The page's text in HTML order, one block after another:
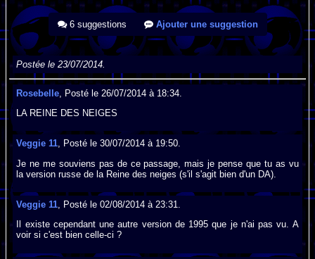
6 suggestions Ajouter une suggestion
Postée le 23/07/2014.
Rosebelle , Posté le 26/07/2014 à 18:34.
LA REINE DES NEIGES
Veggie 11, Posté le 30/07/2014 à 19:50.
Je ne me souviens pas de ce passage, mais je pense que tu as vu
la version russe de la Reine des neiges (s'il s'agit bien d'un DA).
Veggie 11 , Posté le 02/08/2014 à 23:31.
Il existe cependant une autre version de 1995 que je n'ai pas vu. A
voir si c'est bien celle-ci ?